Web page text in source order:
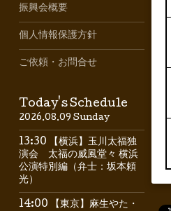
振興会概要
個人情報保護方針
ご依頼・お問合せ
Today's Schedule
2026.08.09 Sunday
13:30 【横浜】玉川太福独
演会 太福の威風堂々 横浜
公演特別編（弁士：坂本頼
光）
14:00 【東京】麻生やた・